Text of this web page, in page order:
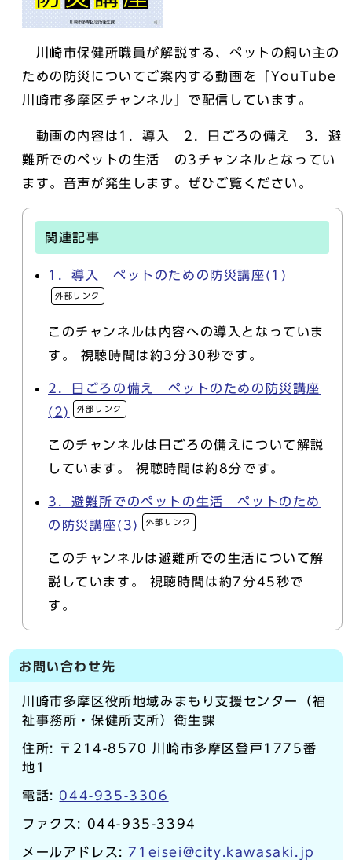
川崎市保健所職員が解説する、ペットの飼い主の
ための防災についてご案内する動画を「YouTube
川崎市多摩区チャンネル」で配信しています。
動画の内容は1．導入 2．日ごろの備え 3．避
難所でのペットの生活 の3チャンネルとなってい
ます。音声が発生します。ぜひご覧ください。
関連記事
1．導入 ペットのための防災講座(1)
外部リンク
このチャンネルは内容への導入となっていま
す。 視聴時間は約3分30秒です。
2．日ごろの備え ペットのための防災講座
(2)
外部リンク
このチャンネルは日ごろの備えについて解説
しています。 視聴時間は約8分です。
3．避難所でのペットの生活 ペットのため
の防災講座(3)
外部リンク
このチャンネルは避難所での生活について解
説しています。 視聴時間は約7分45秒で
す。
お問い合わせ先
川崎市多摩区役所地域みまもり支援センター（福
祉事務所・保健所支所）衛生課
住所: 〒214-8570 川崎市多摩区登戸1775番
地1
電話: 044-935-3306
ファクス: 044-935-3394
メールアドレス:71eisei@city.kawasaki.jp